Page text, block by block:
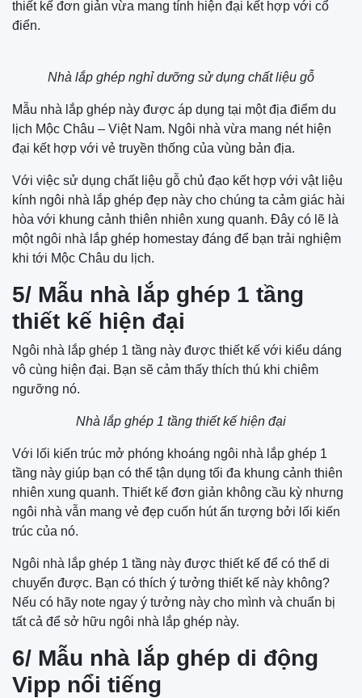
thiết kế đơn giản vừa mang tính hiện đại kết hợp với cổ
điển.
Nhà lắp ghép nghỉ dưỡng sử dụng chất liệu gỗ
Mẫu nhà lắp ghép này được áp dụng tại một địa điểm du
lịch Mộc Châu – Việt Nam. Ngôi nhà vừa mang nét hiện
đại kết hợp với vẻ truyền thống của vùng bản địa.
Với việc sử dụng chất liệu gỗ chủ đạo kết hợp với vật liệu
kính ngôi nhà lắp ghép đẹp này cho chúng ta cảm giác hài
hòa với khung cảnh thiên nhiên xung quanh. Đây có lẽ là
một ngôi nhà lắp ghép homestay đáng để bạn trải nghiệm
khi tới Mộc Châu du lịch.
5/ Mẫu nhà lắp ghép 1 tầng
thiết kế hiện đại
Ngôi nhà lắp ghép 1 tầng này được thiết kế với kiểu dáng
vô cùng hiện đại. Bạn sẽ cảm thấy thích thú khi chiêm
ngưỡng nó.
Nhà lắp ghép 1 tầng thiết kế hiện đại
Với lối kiến trúc mở phóng khoáng ngôi nhà lắp ghép 1
tầng này giúp bạn có thể tận dụng tối đa khung cảnh thiên
nhiên xung quanh. Thiết kế đơn giản không cầu kỳ nhưng
ngôi nhà vẫn mang vẻ đẹp cuốn hút ấn tượng bởi lối kiến
trúc của nó.
Ngôi nhà lắp ghép 1 tầng này được thiết kế để có thể di
chuyển được. Bạn có thích ý tưởng thiết kế này không?
Nếu có hãy note ngay ý tưởng này cho mình và chuẩn bị
tất cả để sở hữu ngôi nhà lắp ghép này.
6/ Mẫu nhà lắp ghép di động
Vipp nổi tiếng